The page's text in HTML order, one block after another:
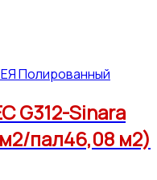
Полированный
G312-Sinara
пал46,08 м2)